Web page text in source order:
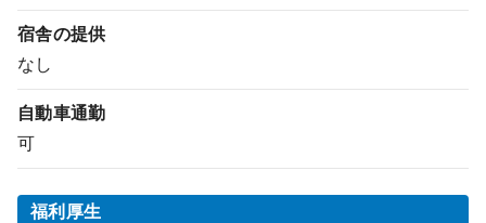
宿舎の提供
なし
自動車通勤
可
福利厚生